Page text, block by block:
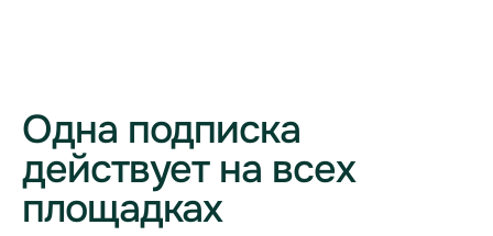
Одна подписка
действует на всех
площадках